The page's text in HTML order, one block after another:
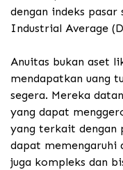
dengan indeks pasar
Industrial Average
Anuitas bukan aset
mendapatkan uang
segera. Mereka
yang dapat
yang terkait dengan
dapat memengaruhi
juga kompleks dan